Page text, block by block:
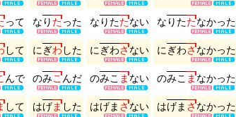
って な り たった な り たたない な り たたなかった
して に ぎわした に ぎわさない に ぎわさなかった
んで のみこんだ のみこ まない のみこ まなかった
して はげました はげま さない はげま さなかった